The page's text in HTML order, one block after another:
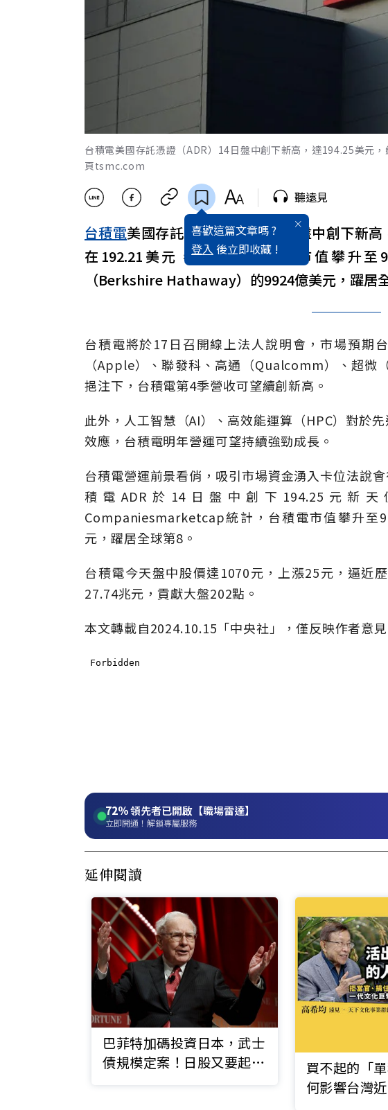
台積電美國存託憑證（ADR）14日盤中創下新高，達194.25美元
頁tsmc.com
喜歡這篇文章嗎 ?
登入 後立即收藏 !
聽遠見
台積電美國存託憑證（ADR）14日盤中創下新
在192.21美元，上漲1.4美元，市值攀升至
（Berkshire Hathaway）的9924億美元，躍居
台積電將於17日召開線上法人說明會，市場預期
（Apple）、聯發科、高通（Qualcomm）、超微
挹注下，台積電第4季營收可望續創新高。
此外，人工智慧（AI）、高效能運算（HPC）對於
效應，台積電明年營運可望持續強勁成長。
台積電營運前景看俏，吸引市場資金湧入卡位法說
積電ADR於14日盤中創下194.25元新
Companiesmarketcap統計，台積電市值攀升至
元，躍居全球第8。
台積電今天盤中股價達1070元，上漲25元，逼近
27.74兆元，貢獻大盤202點。
本文轉載自2024.10.15「中央社」，僅反映作者意
72%領先者已開啟【職場雷達】
立即開通！解鎖專屬服務
延伸閱讀
巴菲特加碼投資日本，武士
債規模定案！日股又要起
買不起的「
何影響台灣